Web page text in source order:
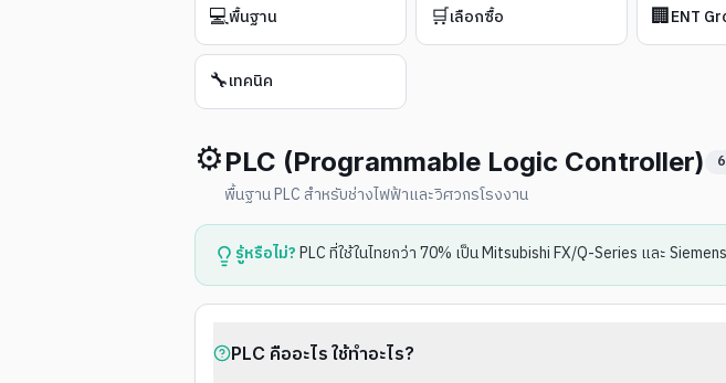
💻พื้นฐาน 🛒เลือกซื้อ 🏢ENT
🔧เทคนิค
⚙️PLC (Programmable Logic Controller) 6
พื้นฐาน PLC สำหรับช่างไฟฟ้าและวิศวกรโรงงาน
รู้หรือไม่?PLC ที่ใช้ในไทยกว่า 70% เป็น Mitsubishi FX/Q-Series และ
PLC คืออะไร ใช้ทำอะไร?